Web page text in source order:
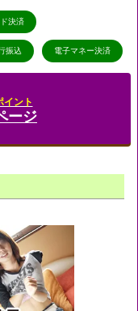
決済
振込 電子マネー決済
イント
ージ